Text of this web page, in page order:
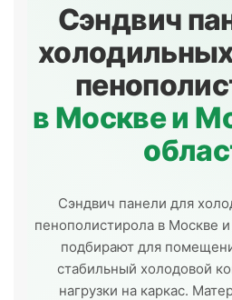
Сэндвич
в Москве и
Сэндвич панели для
пенополистирола в Москве
подбирают для
стабильный холодовой
нагрузки на каркас.